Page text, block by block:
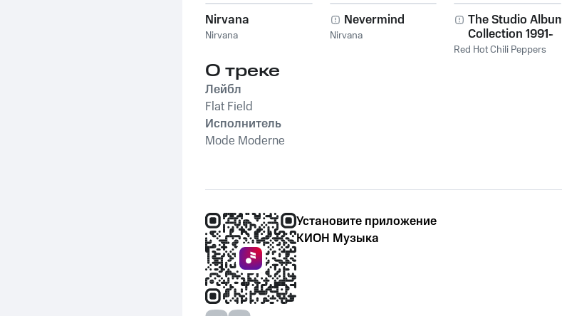
Nirvana
Nirvana
Nevermind
Nirvana
The Studio Album
Collection 1991-
2011
Red Hot Chili Peppers
О треке
Лейбл
Flat Field
Исполнитель
Mode Moderne
Установите приложение
КИОН Музыка